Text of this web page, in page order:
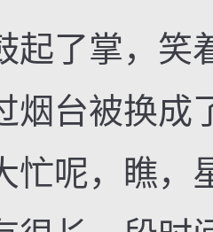
了掌，笑着
烟台被换成
忙呢，瞧，